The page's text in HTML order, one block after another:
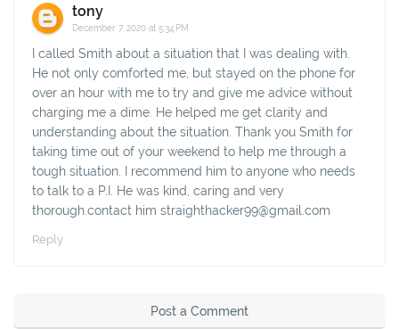
tony
December 7, 2020 at 5:34 PM
I called Smith about a situation that I was dealing with.
He not only comforted me, but stayed on the phone for
over an hour with me to try and give me advice without
charging me a dime. He helped me get clarity and
understanding about the situation. Thank you Smith for
taking time out of your weekend to help me through a
tough situation. I recommend him to anyone who needs
to talk to a P.I. He was kind, caring and very
thorough.contact him straighthacker99@gmail.com
Reply
Post a Comment